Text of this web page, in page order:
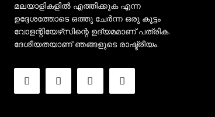
മലയാളികളിൽ എത്തിക്കുക എന്ന
ഉദ്ദേശത്തോടെ ഒത്തു ചേർന്ന ഒരു കൂട്ടം
വോളന്റിയേഴ്‌സിന്റെ ഉദ്യമമാണ് പത്രിക.
ദേശീയതയാണ് ഞങ്ങളുടെ രാഷ്ട്രീയം.